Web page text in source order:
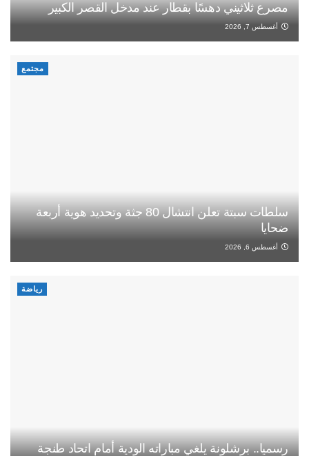
مصرع ثلاثيني دهسًا بقطار عند مدخل القصر الكبير
أغسطس 7, 2026
مجتمع
سلطات سبتة تعلن انتشال 80 جثة وتحديد هوية أربعة
ضحايا
أغسطس 6, 2026
رياضة
رسميا.. برشلونة يلغي مباراته الودية أمام اتحاد طنجة